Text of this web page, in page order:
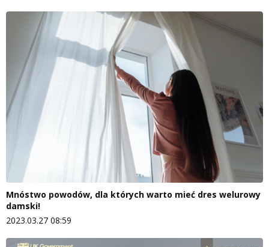
Mnóstwo powodów, dla których warto mieć dres welurowy
damski!
2023.03.27 08:59